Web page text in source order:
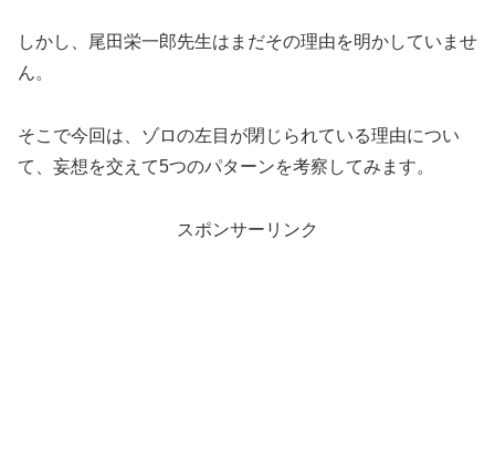
しかし、尾田栄一郎先生はまだその理由を明かしていませ
ん。
そこで今回は、ゾロの左目が閉じられている理由につい
て、妄想を交えて5つのパターンを考察してみます。
スポンサーリンク